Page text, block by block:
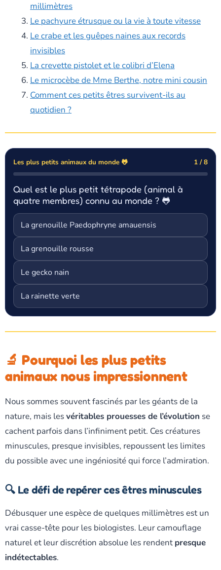
millimètres
Le pachyure étrusque ou la vie à toute vitesse
Le crabe et les guêpes naines aux records
invisibles
La crevette pistolet et le colibri d’Elena
Le microcèbe de Mme Berthe, notre mini cousin
Comment ces petits êtres survivent-ils au
quotidien ?
Les plus petits animaux du monde 🐸 1 / 8
Quel est le plus petit tétrapode (animal à
quatre membres) connu au monde ? 🐸
La grenouille Paedophryne amauensis
La grenouille rousse
Le gecko nain
La rainette verte
🔬 Pourquoi les plus petits
animaux nous impressionnent
Nous sommes souvent fascinés par les géants de la
nature, mais lesvéritables prouesses de l’évolution se
cachent parfois dans l’infiniment petit. Ces créatures
minuscules, presque invisibles, repoussent les limites
du possible avec une ingéniosité qui force l’admiration.
🔍 Le défi de repérer ces êtres minuscules
Débusquer une espèce de quelques millimètres est un
vrai casse-tête pour les biologistes. Leur camouflage
naturel et leur discrétion absolue les rendent presque
indétectables.